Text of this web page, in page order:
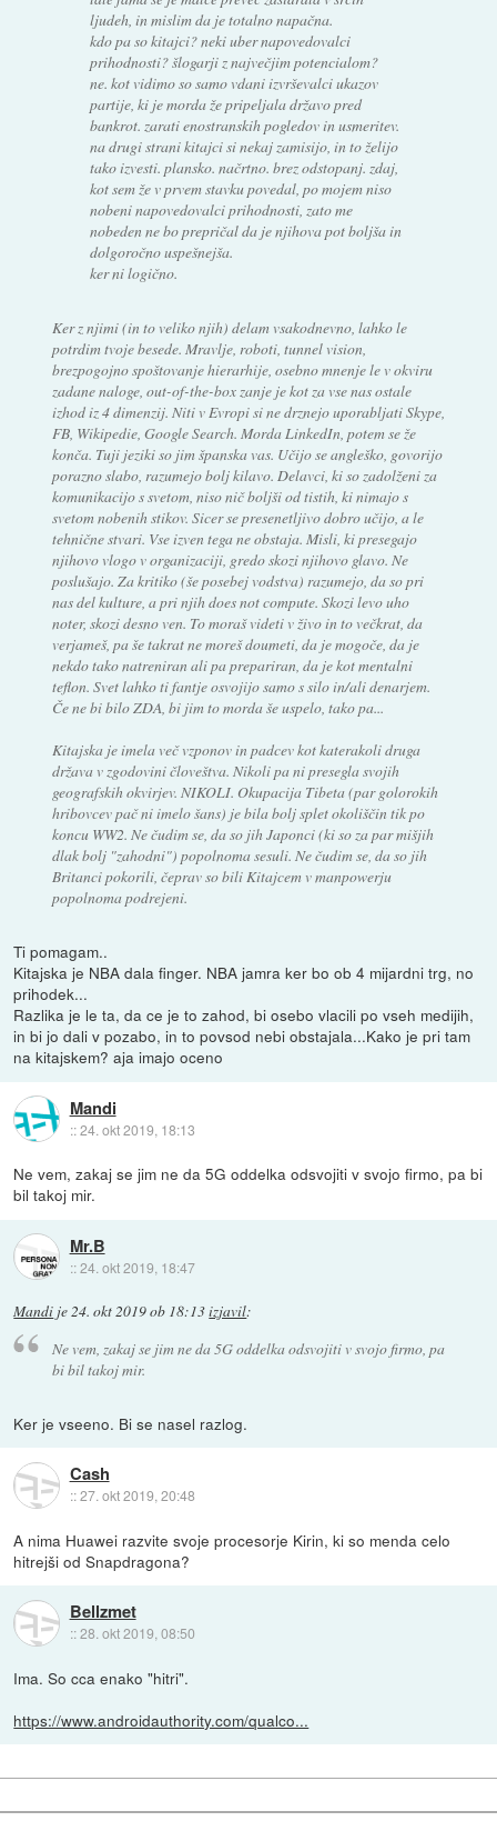
ljudeh, in mislim da je totalno napačna.
kdo pa so kitajci? neki uber napovedovalci
prihodnosti? šlogarji z največjim potencialom?
ne. kot vidimo so samo vdani izvrševalci ukazov
partije, ki je morda že pripeljala državo pred
bankrot. zarati enostranskih pogledov in usmeritev.
na drugi strani kitajci si nekaj zamisijo, in to želijo
tako izvesti. plansko. načrtno. brez odstopanj. zdaj,
kot sem že v prvem stavku povedal, po mojem niso
nobeni napovedovalci prihodnosti, zato me
nobeden ne bo prepričal da je njihova pot boljša in
dolgoročno uspešnejša.
ker ni logično.
Ker z njimi (in to veliko njih) delam vsakodnevno, lahko le
potrdim tvoje besede. Mravlje, roboti, tunnel vision,
brezpogojno spoštovanje hierarhije, osebno mnenje le v okviru
zadane naloge, out-of-the-box zanje je kot za vse nas ostale
izhod iz 4 dimenzij. Niti v Evropi si ne drznejo uporabljati Skype,
FB, Wikipedie, Google Search. Morda LinkedIn, potem se že
konča. Tuji jeziki so jim španska vas. Učijo se angleško, govorijo
porazno slabo, razumejo bolj kilavo. Delavci, ki so zadolženi za
komunikacijo s svetom, niso nič boljši od tistih, ki nimajo s
svetom nobenih stikov. Sicer se presenetljivo dobro učijo, a le
tehnične stvari. Vse izven tega ne obstaja. Misli, ki presegajo
njihovo vlogo v organizaciji, gredo skozi njihovo glavo. Ne
poslušajo. Za kritiko (še posebej vodstva) razumejo, da so pri
nas del kulture, a pri njih does not compute. Skozi levo uho
noter, skozi desno ven. To moraš videti v živo in to večkrat, da
verjameš, pa še takrat ne moreš doumeti, da je mogoče, da je
nekdo tako natreniran ali pa prepariran, da je kot mentalni
teflon. Svet lahko ti fantje osvojijo samo s silo in/ali denarjem.
Če ne bi bilo ZDA, bi jim to morda še uspelo, tako pa...
Kitajska je imela več vzponov in padcev kot katerakoli druga
država v zgodovini človeštva. Nikoli pa ni presegla svojih
geografskih okvirjev. NIKOLI. Okupacija Tibeta (par golorokih
hribovcev pač ni imelo šans) je bila bolj splet okoliščin tik po
koncu WW2. Ne čudim se, da so jih Japonci (ki so za par mišjih
dlak bolj "zahodni") popolnoma sesuli. Ne čudim se, da so jih
Britanci pokorili, čeprav so bili Kitajcem v manpowerju
popolnoma podrejeni.
Ti pomagam..
Kitajska je NBA dala finger. NBA jamra ker bo ob 4 mijardni trg, no
prihodek...
Razlika je le ta, da ce je to zahod, bi osebo vlacili po vseh medijih,
in bi jo dali v pozabo, in to povsod nebi obstajala...Kako je pri tam
na kitajskem? aja imajo oceno
Mandi
::24. okt 2019, 18:13
Ne vem, zakaj se jim ne da 5G oddelka odsvojiti v svojo firmo, pa bi
bil takoj mir.
Mr.B
::24. okt 2019, 18:47
Mandi je24. okt 2019 ob 18:13izjavil:
Ne vem, zakaj se jim ne da 5G oddelka odsvojiti v svojo firmo, pa
bi bil takoj mir.
Ker je vseeno. Bi se nasel razlog.
Cash
::27. okt 2019, 20:48
A nima Huawei razvite svoje procesorje Kirin, ki so menda celo
hitrejši od Snapdragona?
Bellzmet
::28. okt 2019, 08:50
Ima. So cca enako "hitri".
https://www.androidauthority.com/qualco...